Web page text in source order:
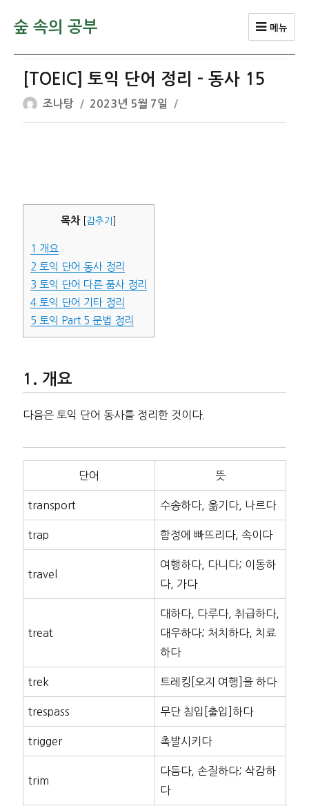
숲 속의 공부 메뉴
[TOEIC] 토익 단어 정리 – 동사 15
글
쓴
조나탕
작
성
2023년 5월 7일
목차 감추기
1 개요
2 토익 단어 동사 정리
3 토익 단어 다른 품사 정리
4토익 단어 기타 정리
5 토익 Part 5 문법 정리
개요
다음은 토익 단어 동사를 정리한 것이다.
단어 뜻
transport 수송하다, 옮기다, 나르다
trap 함정에 빠뜨리다, 속이다
travel
여행하다, 다니다; 이동하
다, 가다
treat
대하다, 다루다, 취급하다,
대우하다; 처치하다, 치료
하다
trek 트레킹[오지 여행]을 하다
trespass 무단 침입[출입]하다
trigger 촉발시키다
trim
다듬다, 손질하다; 삭감하
다